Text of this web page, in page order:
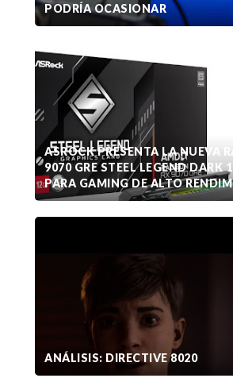
PODRÍA OCASIONAR
ASROCK PRESENTA LA NUEVA
9070 GRE STEEL LEGEND DARK
PARA GAMING DE ALTO
ANÁLISIS: DIRECTIVE 8020